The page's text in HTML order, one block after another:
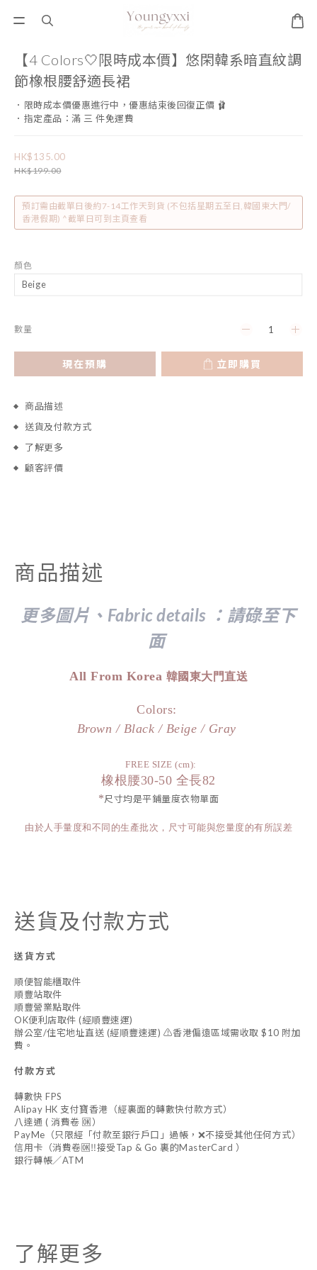
【4 Colors🤍限時成本價】悠閑韓系暗直紋調
節橡根腰舒適長裙
．限時成本價優惠進行中，優惠結束後回復正價 🩰
．指定產品：滿 三 件免運費
HK$135.00
HK$199.00
預訂需由截單日後約7-14工作天到貨 (不包括星期五至日,韓國東大門/
香港假期) ^截單日可到主頁查看
顏色
數量
現在預購 立即購買
商品描述
送貨及付款方式
了解更多
顧客評價
商品描述
更多圖片、Fabric details ：請碌至下
面
All From Korea 韓國東大門直送
Colors:
Brown / Black / Beige / Gray
FREE SIZE (cm):
橡根腰30-50 全長82
*尺寸均是平鋪量度衣物單面
由於人手量度和不同的生產批次，尺寸可能與您量度的有所誤差
送貨及付款方式
送貨方式
順便智能櫃取件
順豐站取件
順豐營業點取件
OK便利店取件 (經順豐速運)
辦公室/住宅地址直送 (經順豐速運) ⚠️香港偏遠區域需收取 $10 附加
費。
付款方式
轉數快 FPS
Alipay HK 支付寶香港（經裏面的轉數快付款方式）
八達通 ( 消費卷 🆗）
PayMe（只限經「付款至銀行戶口」過帳，❌不接受其他任何方式）
信用卡（消費卷🆗‼️接受Tap & Go 裏的MasterCard ）
銀行轉帳／ATM
了解更多